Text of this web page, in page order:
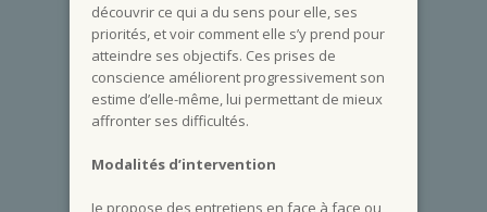
découvrir ce qui a du sens pour elle, ses
priorités, et voir comment elle s’y prend pour
atteindre ses objectifs. Ces prises de
conscience améliorent progressivement son
estime d’elle-même, lui permettant de mieux
affronter ses difficultés.
Modalités d’intervention
Je propose des entretiens en face à face ou